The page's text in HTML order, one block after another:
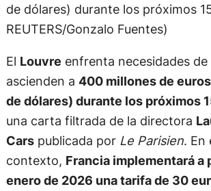
de dólares) durante los próximos
REUTERS/Gonzalo Fuentes)
El Louvre enfrenta necesidades
ascienden a 400 millones de
de dólares) durante los próximos
una carta filtrada de la directora
Carspublicada por Le Parisien. En
contexto, Francia implementará a
enero de 2026 una tarifa de 30